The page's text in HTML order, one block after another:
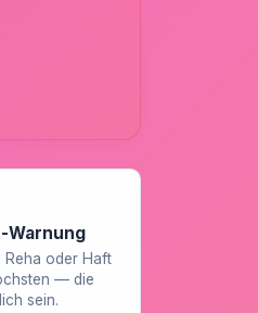
Warnung
Reha oder Haft
— die
sein.